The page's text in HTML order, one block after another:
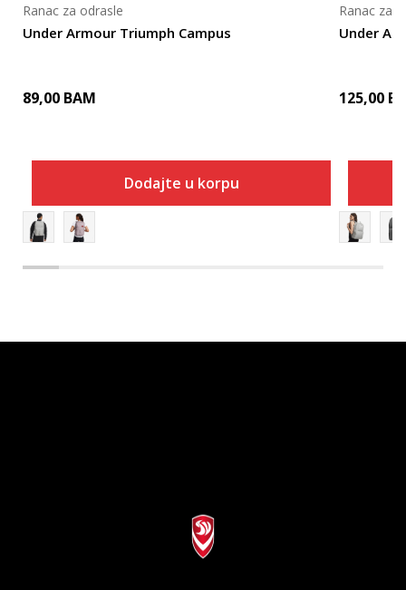
Under Armour Triumph Campus
Ranac za odrasle
89,00 BAM
Dodajte u korpu
Under
Ranac za
125,00